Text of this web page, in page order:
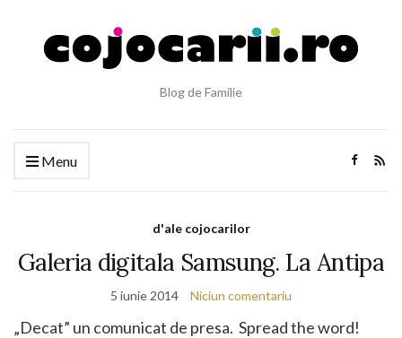
Blog de Familie
Menu
d'ale cojocarilor
Galeria digitala Samsung. La Antipa
5 iunie 2014 Niciun comentariu
„Decat” un comunicat de presa. Spread the word!